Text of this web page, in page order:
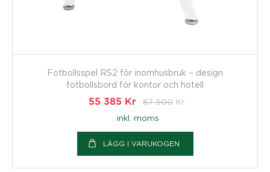
Fotbollsspel RS2 för inomhusbruk – design
fotbollsbord för kontor och hotell
55 385 Kr 67 500 Kr
inkl. moms
LÄGG I VARUKOGEN